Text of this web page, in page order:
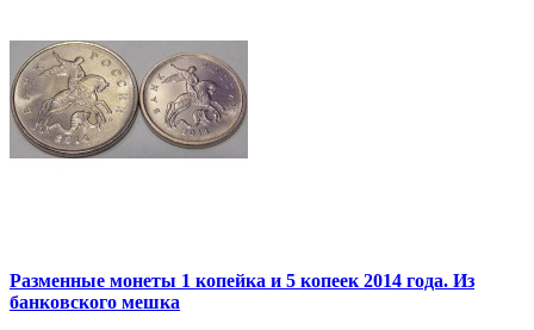
Разменные монеты 1 копейка и 5 копеек 2014 года. Из
банковского мешка